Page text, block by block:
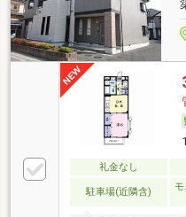
礼金なし
駐車場(近隣含)